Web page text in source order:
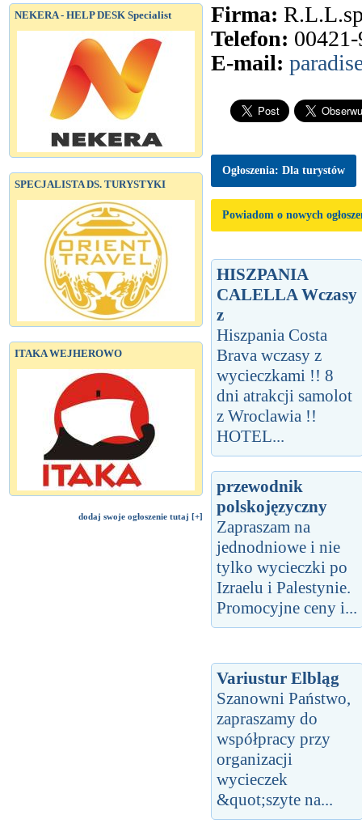
NEKERA - HELP DESK Specialist
SPECJALISTA DS. TURYSTYKI
ITAKA WEJHEROWO
dodaj swoje ogłoszenie tutaj [+]
Firma:
Telefon:
E-mail:
Ogłoszenia: Dla turystów
Powiadom o nowych
HISZPANIA
CALELLA Wczasy
z
Hiszpania Costa
Brava wczasy z
wycieczkami !! 8
dni atrakcji samolot
z Wroclawia !!
HOTEL...
przewodnik
polskojęzyczny
Zapraszam na
jednodniowe i nie
tylko wycieczki po
Izraelu i Palestynie.
Promocyjne ceny i...
Variustur Elbląg
Szanowni Państwo,
zapraszamy do
współpracy przy
organizacji
wycieczek
&quot;szyte na...